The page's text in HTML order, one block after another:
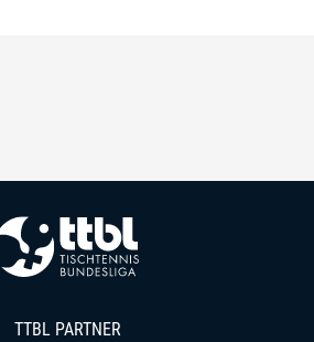
TTBL PARTNER